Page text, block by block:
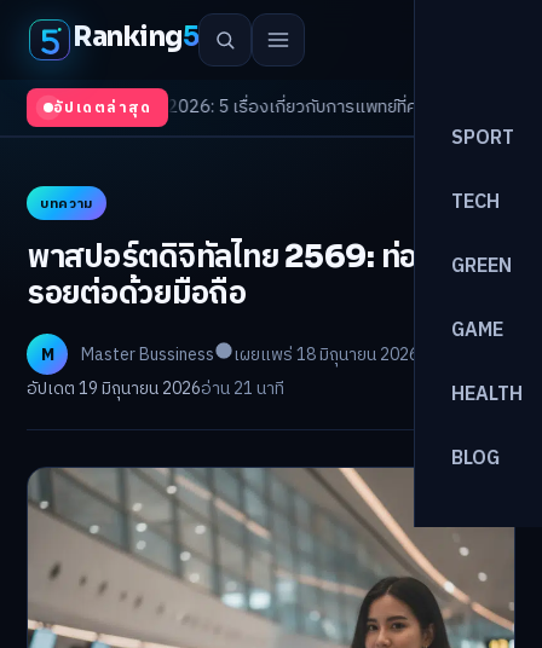
Ranking5
SPORT
TECH
GREEN
GAME
HEALTH
BLOG
อัปเดตล่าสุด
2026: 5 เรื่องเกี่ยวกับการแพทย์ที่ควรรู้/ดอกเบี้ยขาขึ้นรอบใหม่! จั
บทความ
พาสปอร์ตดิจิทัลไทย 2569: ท่องโลกไร้
รอยต่อด้วยมือถือ
M Master Bussiness
เผยแพร่ 18 มิถุนายน 2026
อัปเดต 19 มิถุนายน 2026อ่าน 21 นาที